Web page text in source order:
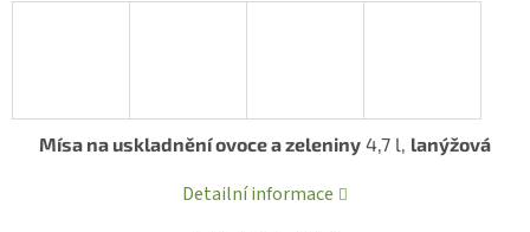
Mísa na uskladnění ovoce a zeleniny 4,7 l, lanýžová
Detailní informace